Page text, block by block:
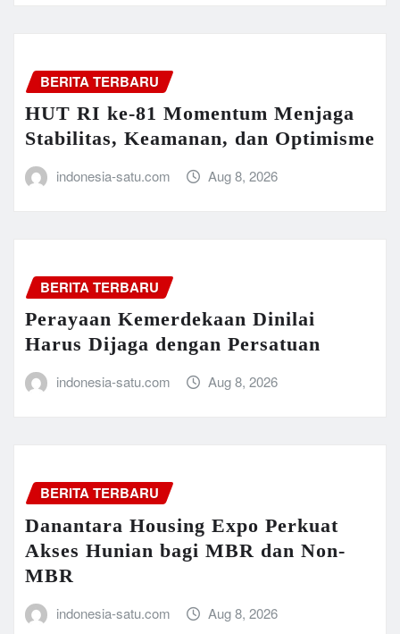
BERITA TERBARU
HUT RI ke-81 Momentum Menjaga
Stabilitas, Keamanan, dan Optimisme
indonesia-satu.com Aug 8, 2026
BERITA TERBARU
Perayaan Kemerdekaan Dinilai
Harus Dijaga dengan Persatuan
indonesia-satu.com Aug 8, 2026
BERITA TERBARU
Danantara Housing Expo Perkuat
Akses Hunian bagi MBR dan Non-
MBR
indonesia-satu.com Aug 8, 2026